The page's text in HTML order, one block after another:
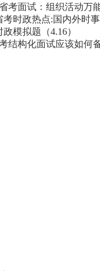
省考面试：组织活动
考时政热点:国内外时
模拟题（4.16）
结构化面试应该如何